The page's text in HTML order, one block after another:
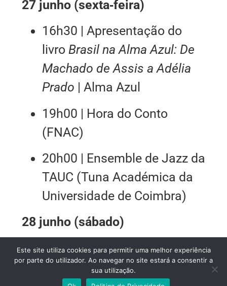
27 junho (sexta‑feira)
16h30 | Apresentação do
livro Brasil na Alma Azul: De
Machado de Assis a Adélia
Prado | Alma Azul
19h00 | Hora do Conto
(FNAC)
20h00 | Ensemble de Jazz da
TAUC (Tuna Académica da
Universidade de Coimbra)
28 junho (sábado)
11h00 | Hora do Conto:EKUI
e o Monstro das Barreiras
Este site utiliza cookies para permitir uma melhor experiência
por parte do utilizador. Ao navegar no site estará a consentir a
sua utilização.